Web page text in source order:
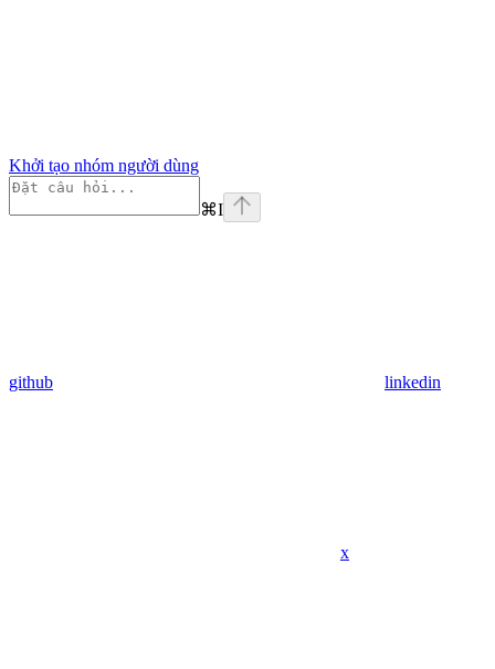
Khởi tạo nhóm người dùng
⌘I
github linkedin
x